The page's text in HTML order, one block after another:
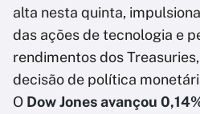
alta nesta quinta,
das ações de tecnologia e
rendimentos dos
decisão de política
O Dow Jones avançou